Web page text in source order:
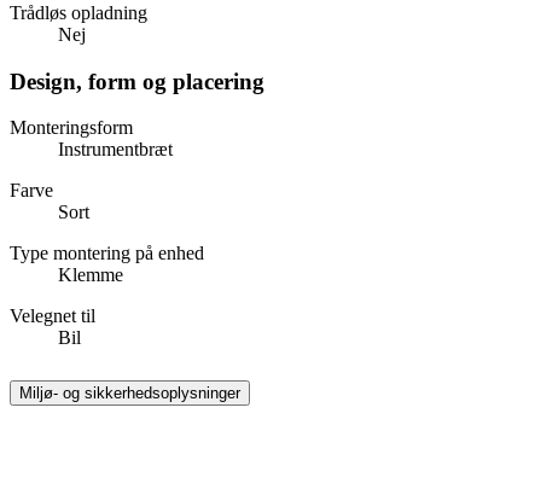
Trådløs opladning
Nej
Design, form og placering
Monteringsform
Instrumentbræt
Farve
Sort
Type montering på enhed
Klemme
Velegnet til
Bil
Miljø- og sikkerhedsoplysninger